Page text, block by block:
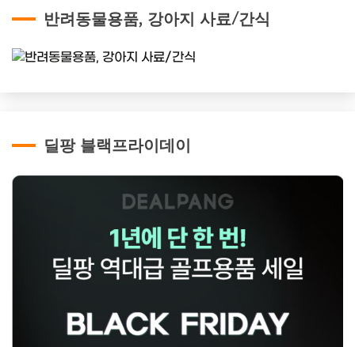
반려동물용품, 강아지 사료/간식
딜팡 블랙프라이데이